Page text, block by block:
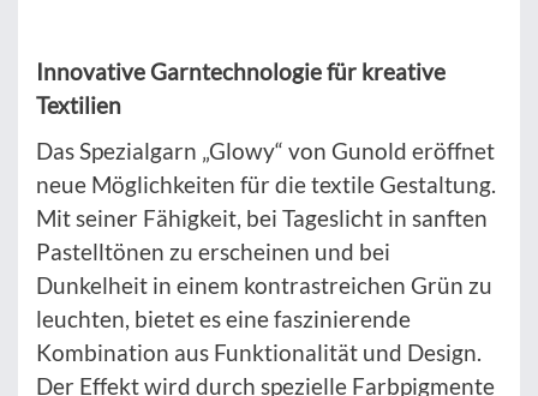
Innovative Garntechnologie für kreative
Textilien
Das Spezialgarn „Glowy“ von Gunold eröffnet
neue Möglichkeiten für die textile Gestaltung.
Mit seiner Fähigkeit, bei Tageslicht in sanften
Pastelltönen zu erscheinen und bei
Dunkelheit in einem kontrastreichen Grün zu
leuchten, bietet es eine faszinierende
Kombination aus Funktionalität und Design.
Der Effekt wird durch spezielle Farbpigmente